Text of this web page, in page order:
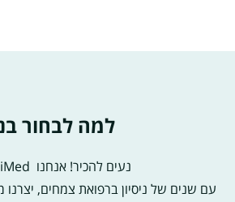
למה לבחור
נעים להכיר! אנחנו OliMed :)
עם שנים של ניסיון ברפואת צמחים,